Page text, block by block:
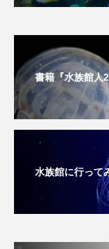
文学 料理
未利用魚
桂浜水族館
横浜開運水族館
死滅回遊魚
水生
河川 沼津
書籍『水族館人
水族館に行って